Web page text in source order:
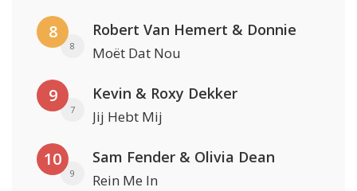
8
8
Robert Van Hemert & Donnie
Moët Dat Nou
9
7
Kevin & Roxy Dekker
Jij Hebt Mij
10
9
Sam Fender & Olivia Dean
Rein Me In